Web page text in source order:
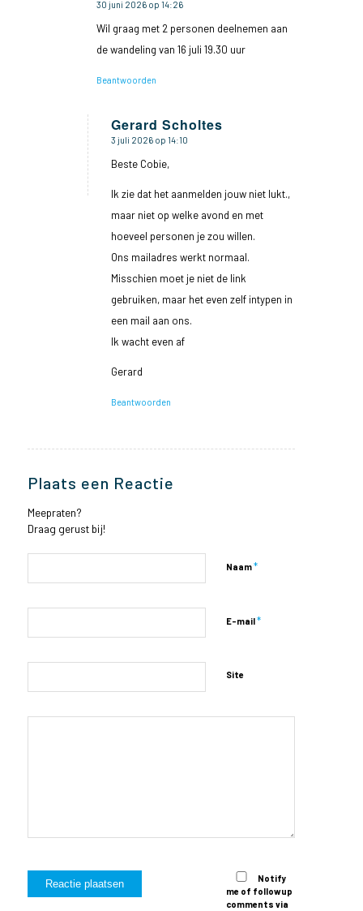
zegt:
30 juni 2026 op 14:26
Wil graag met 2 personen deelnemen aan
de wandeling van 16 juli 19.30 uur
Beantwoorden
Gerard Scholtes
zegt:
3 juli 2026 op 14:10
Beste Cobie,
Ik zie dat het aanmelden jouw niet lukt.,
maar niet op welke avond en met
hoeveel personen je zou willen.
Ons mailadres werkt normaal.
Misschien moet je niet de link
gebruiken, maar het even zelf intypen in
een mail aan ons.
Ik wacht even af
Gerard
Beantwoorden
Plaats een Reactie
Meepraten?
Draag gerust bij!
Naam*
E-mail*
Site
Notify
me of followup
comments via